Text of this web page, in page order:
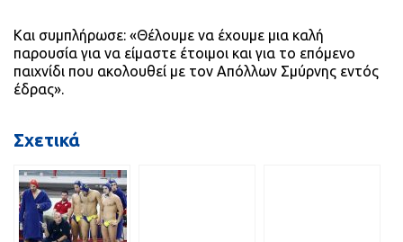
Και συμπλήρωσε: «Θέλουμε να έχουμε μια καλή
παρουσία για να είμαστε έτοιμοι και για το επόμενο
παιχνίδι που ακολουθεί με τον Απόλλων Σμύρνης εντός
έδρας».
Σχετικά